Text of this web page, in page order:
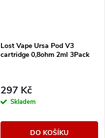
Lost Vape Ursa Pod V3
cartridge 0,8ohm 2ml 3Pack
297 Kč
Skladem
DO KOŠÍKU